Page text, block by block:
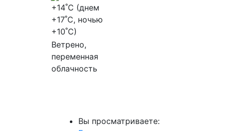
+14˚C (днем
+17˚C, ночью
+10˚C)
Ветрено,
переменная
облачность
Вы просматриваете: